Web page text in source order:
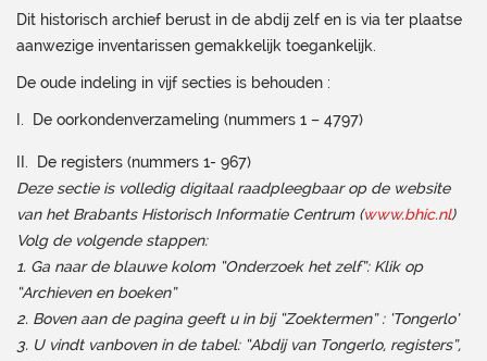
Dit historisch archief berust in de abdij zelf en is via ter plaatse
aanwezige inventarissen gemakkelijk toegankelijk.
De oude indeling in vijf secties is behouden :
I. De oorkondenverzameling (nummers 1 – 4797)
II. De registers (nummers 1- 967)
Deze sectie is volledig digitaal raadpleegbaar op de website
van het Brabants Historisch Informatie Centrum (www.bhic.nl)
Volg de volgende stappen:
1. Ga naar de blauwe kolom “Onderzoek het zelf”: Klik op
“Archieven en boeken”
2. Boven aan de pagina geeft u in bij “Zoektermen” : ‘Tongerlo’
3. U vindt vanboven in de tabel: “Abdij van Tongerlo, registers”,